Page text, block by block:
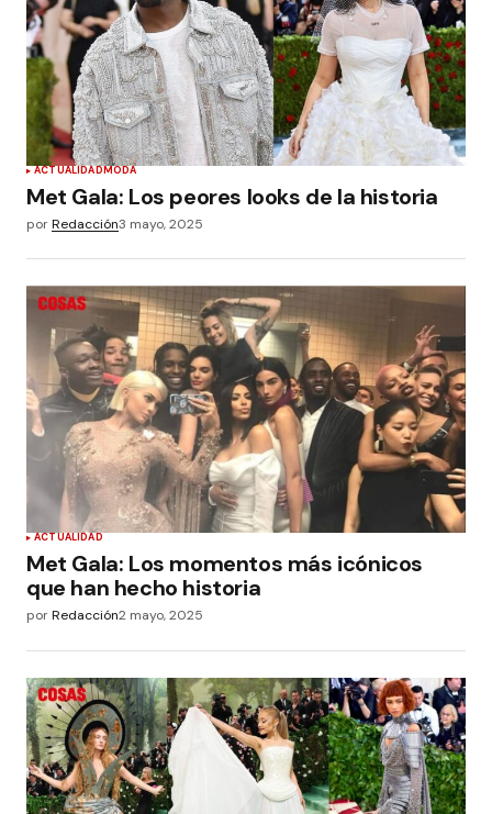
ACTUALIDADMODA
Met Gala: Los peores looks de la historia
porRedacción3 mayo, 2025
ACTUALIDAD
Met Gala: Los momentos más icónicos
que han hecho historia
porRedacción2 mayo, 2025